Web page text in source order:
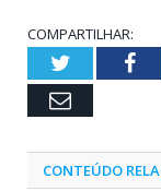
COMPARTILHAR:
Twitter
Email
CONTEÚDO